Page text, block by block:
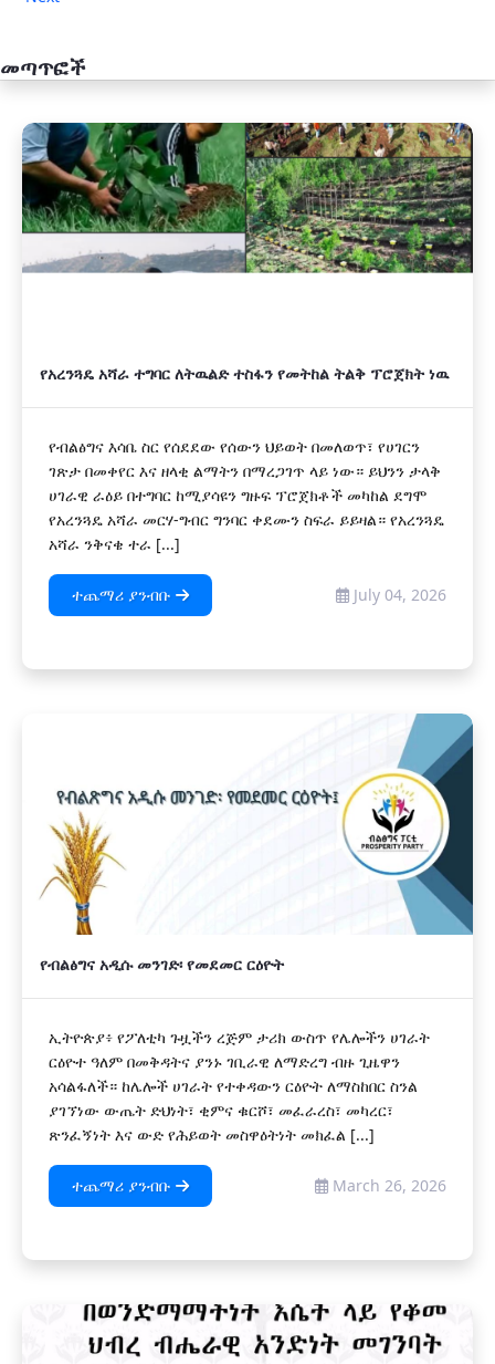
መጣጥፎች
አዲስ
የአረንጓዴ አሻራ ተግባር ለትዉልድ ተስፋን የመትከል ትልቅ ፕሮጀክት ነዉ
የብልፅግና እሳቤ ስር የሰደደው የሰውን ህይወት በመለወጥ፣ የሀገርን
ገጽታ በመቀየር እና ዘላቂ ልማትን በማረጋገጥ ላይ ነው። ይህንን ታላቅ
ሀገራዊ ራዕይ በተግባር ከሚያሳዩን ግዙፍ ፕሮጀክቶች መካከል ደግሞ
የአረንጓዴ አሻራ መርሃ-ግብር ግንባር ቀደሙን ስፍራ ይይዛል። የአረንጓዴ
አሻራ ንቅናቄ ተራ [...]
ተጨማሪ ያንብቡ July 04, 2026
የብልፅግና አዲሱ መንገድ፡ የመደመር ርዕዮት
ኢትዮጵያ፥ የፖለቲካ ጉዟችን ረጅም ታሪክ ውስጥ የሌሎችን ሀገራት
ርዕዮተ ዓለም በመቅዳትና ያንኑ ገቢራዊ ለማድረግ ብዙ ጊዜዋን
አሳልፋለች። ከሌሎች ሀገራት የተቀዳውን ርዕዮት ለማስከበር ስንል
ያገኘነው ውጤት ድህነት፣ ቂምና ቁርሾ፣ መፈራረስ፣ መካረር፣
ጽንፈኝነት እና ውድ የሕይወት መስዋዕትነት መክፈል [...]
ተጨማሪ ያንብቡ March 26, 2026